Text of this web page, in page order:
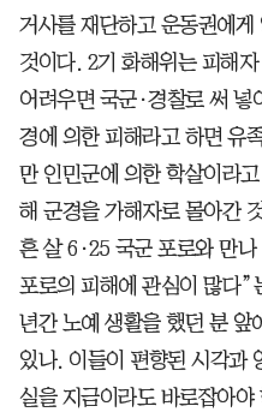
거사를 재단하고 운동권에
것이다. 2기 화해위는 피해
어려우면 국군·경찰로 써 넣
경에 의한 피해라고 하면 유
만 인민군에 의한 학살이라
해 군경을 가해자로 몰아간
흔 살 6·25 국군 포로와 만
포로의 피해에 관심이 많다
년간 노예 생활을 했던 분 앞
있나. 이들이 편향된 시각과
실을 지금이라도 바로잡아야